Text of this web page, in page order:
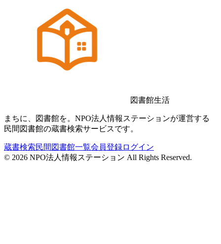
図書館生活
まちに、図書館を。NPO法人情報ステーションが運営する
民間図書館の蔵書検索サービスです。
蔵書検索民間図書館一覧会員登録ログイン
© 2026 NPO法人情報ステーション All Rights Reserved.